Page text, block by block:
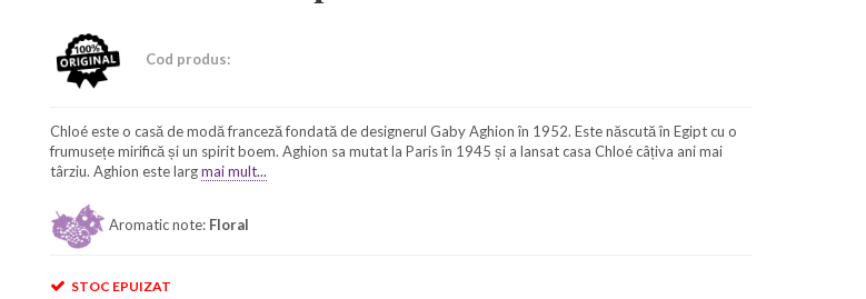
Cod produs:
Chloé este o casă de modă franceză fondată de designerul Gaby Aghion în 1952. Este născută în Egipt cu o
frumusețe mirifică și un spirit boem. Aghion sa mutat la Paris în 1945 și a lansat casa Chloé câțiva ani mai
târziu. Aghion este largmai mult...
Aromatic note: Floral
STOC EPUIZAT